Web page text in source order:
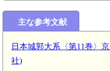
主な参考文献
日本城郭大系〈第11巻〉
社)